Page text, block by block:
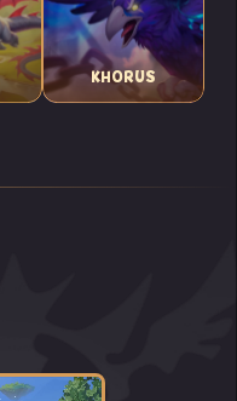
KHORUS